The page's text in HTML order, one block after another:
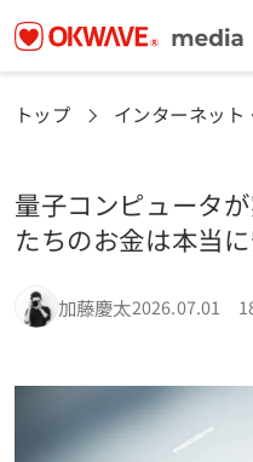
トップ インターネッ
量子コンピュータ
たちのお金は本当
加藤慶太2026.07.01